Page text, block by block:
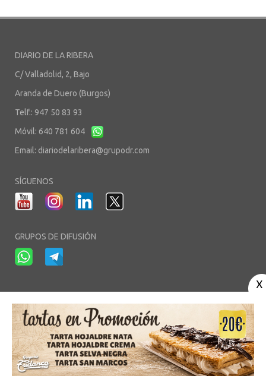
DIARIO DE LA RIBERA
C/ Valladolid, 2, Bajo
Aranda de Duero (Burgos)
Telf.: 947 50 83 93
Móvil: 640 781 604
Email: diariodelaribera@grupodr.com
SÍGUENOS
GRUPOS DE DIFUSIÓN
Aviso Legal-Política de Privacidad-Política de Cookies-Área privada
© Copyright 2003 - 2026. diariodelaribera.net ®. Desarrollo porMultimedia